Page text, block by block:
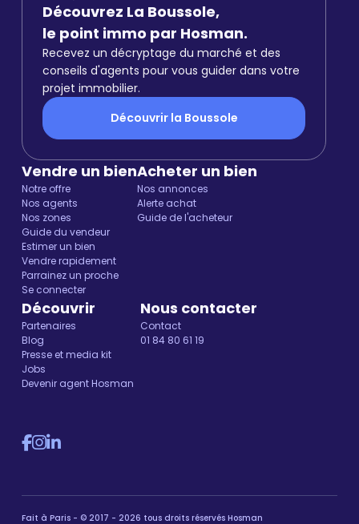
Découvrez La Boussole,
le point immo par Hosman.
Recevez un décryptage du marché et des
conseils d'agents pour vous guider dans votre
projet immobilier.
Découvrir la Boussole
Vendre un bien
Notre offre
Nos agents
Nos zones
Guide du vendeur
Estimer un bien
Vendre rapidement
Parrainez un proche
Se connecter
Acheter un bien
Nos annonces
Alerte achat
Guide de l'acheteur
Découvrir
Partenaires
Blog
Presse et media kit
Jobs
Devenir agent Hosman
Nous contacter
Contact
01 84 80 61 19
Fait à Paris - © 2017 - 2026 tous droits réservés Hosman